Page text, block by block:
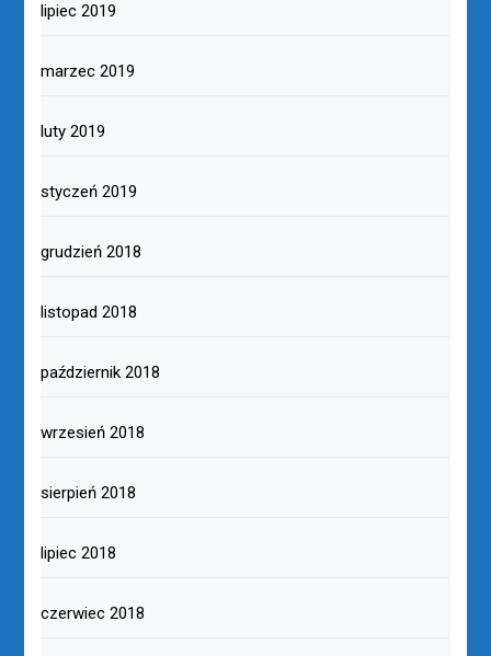
lipiec 2019
marzec 2019
luty 2019
styczeń 2019
grudzień 2018
listopad 2018
październik 2018
wrzesień 2018
sierpień 2018
lipiec 2018
czerwiec 2018